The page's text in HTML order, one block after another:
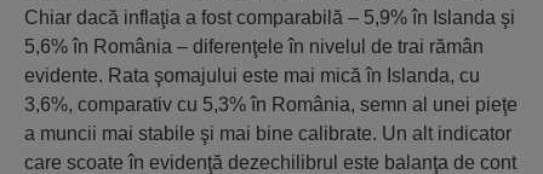
Chiar dacă inflaţia a fost comparabilă – 5,9% în Islanda şi
5,6% în România – diferenţele în nivelul de trai rămân
evidente. Rata şomajului este mai mică în Islanda, cu
3,6%, comparativ cu 5,3% în România, semn al unei pieţe
a muncii mai stabile şi mai bine calibrate. Un alt indicator
care scoate în evidenţă dezechilibrul este balanţa de cont